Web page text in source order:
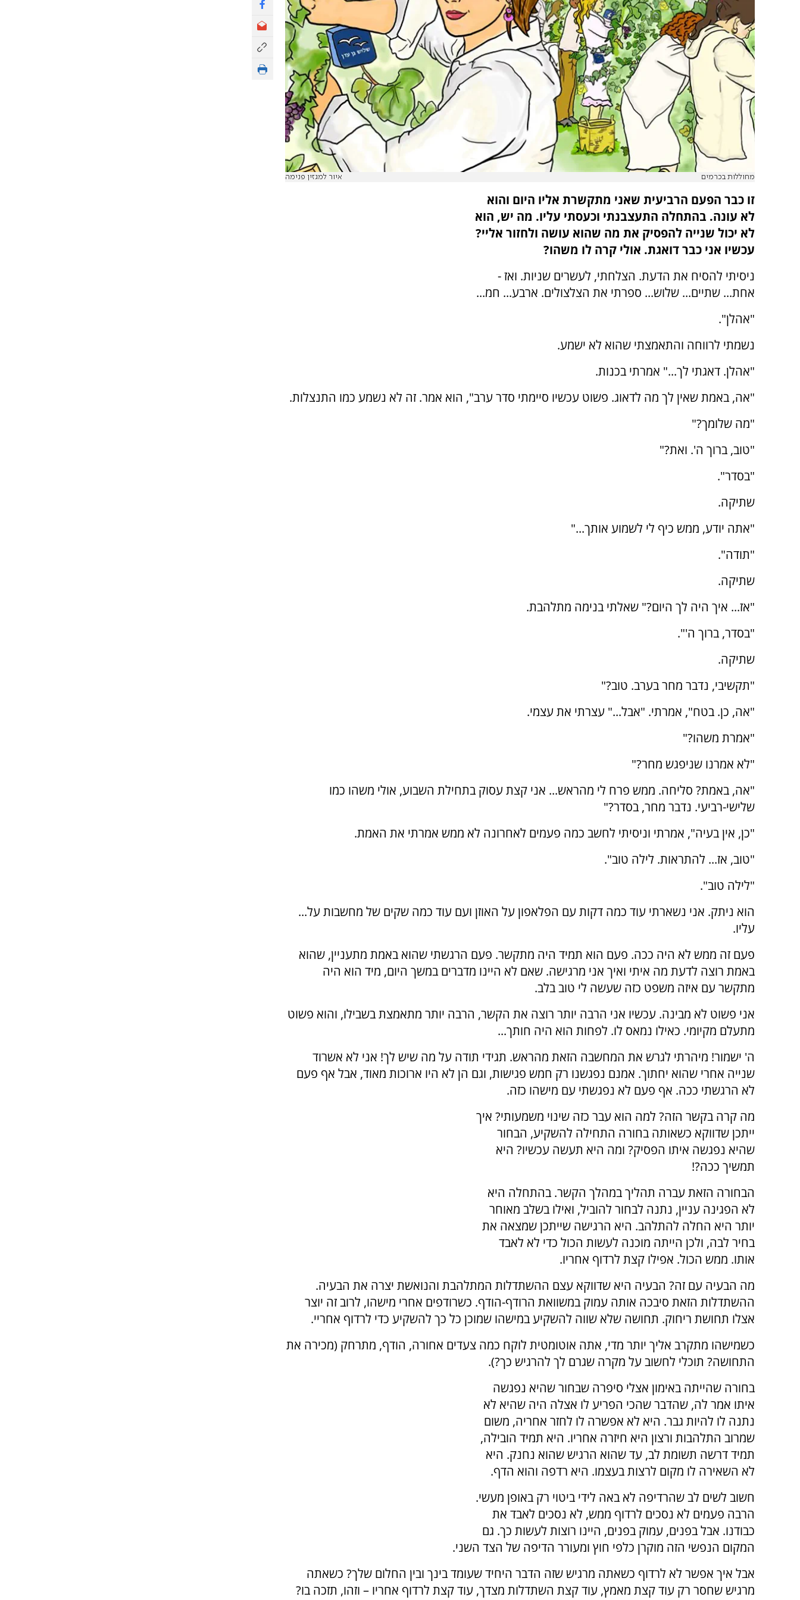
מחוללות בכרמים איור למגזין פנימה
זו כבר הפעם הרביעית שאני מתקשרת אליו היום והוא
לא עונה. בהתחלה התעצבנתי וכעסתי עליו. מה יש, הוא
לא יכול שנייה להפסיק את מה שהוא עושה ולחזור אליי?
עכשיו אני כבר דואגת. אולי קרה לו משהו?
ניסיתי להסיח את הדעת. הצלחתי, לעשרים שניות. ואז -
אחת... שתיים... שלוש... ספרתי את הצלצולים. ארבע... חמ...
"אהלן".
נשמתי לרווחה והתאמצתי שהוא לא ישמע.
"אהלן. דאגתי לך..." אמרתי בכנות.
"אה, באמת שאין לך מה לדאוג. פשוט עכשיו סיימתי סדר ערב", הוא אמר. זה לא נשמע כמו התנצלות.
"מה שלומך?"
"טוב, ברוך ה'. ואת?"
"בסדר".
שתיקה.
"אתה יודע, ממש כיף לי לשמוע אותך..."
"תודה".
שתיקה.
"אז... איך היה לך היום?" שאלתי בנימה מתלהבת.
"בסדר, ברוך ה'".
שתיקה.
"תקשיבי, נדבר מחר בערב. טוב?"
"אה, כן. בטח", אמרתי. "אבל..." עצרתי את עצמי.
"אמרת משהו?"
"לא אמרנו שניפגש מחר?"
"אה, באמת? סליחה. ממש פרח לי מהראש... אני קצת עסוק בתחילת השבוע, אולי משהו כמו
שלישי-רביעי. נדבר מחר, בסדר?"
"כן, אין בעיה", אמרתי וניסיתי לחשב כמה פעמים לאחרונה לא ממש אמרתי את האמת.
"טוב, אז... להתראות. לילה טוב".
"לילה טוב".
הוא ניתק. אני נשארתי עוד כמה דקות עם הפלאפון על האוזן ועם עוד כמה שקים של מחשבות על...
עליו.
פעם זה ממש לא היה ככה. פעם הוא תמיד היה מתקשר. פעם הרגשתי שהוא באמת מתעניין, שהוא
באמת רוצה לדעת מה איתי ואיך אני מרגישה. שאם לא היינו מדברים במשך היום, מיד הוא היה
מתקשר עם איזה משפט כזה שעשה לי טוב בלב.
אני פשוט לא מבינה. עכשיו אני הרבה יותר רוצה את הקשר, הרבה יותר מתאמצת בשבילו, והוא פשוט
מתעלם מקיומי. כאילו נמאס לו. לפחות הוא היה חותך...
ה' ישמור! מיהרתי לגרש את המחשבה הזאת מהראש. תגידי תודה על מה שיש לך! אני לא אשרוד
שנייה אחרי שהוא יחתוך. אמנם נפגשנו רק חמש פגישות, וגם הן לא היו ארוכות מאוד, אבל אף פעם
לא הרגשתי ככה. אף פעם לא נפגשתי עם מישהו כזה.
מה קרה בקשר הזה? למה הוא עבר כזה שינוי משמעותי? איך
ייתכן שדווקא כשאותה בחורה התחילה להשקיע, הבחור
שהיא נפגשה איתו הפסיק? ומה היא תעשה עכשיו? היא
תמשיך ככה?!
הבחורה הזאת עברה תהליך במהלך הקשר. בהתחלה היא
לא הפגינה עניין, נתנה לבחור להוביל, ואילו בשלב מאוחר
יותר היא החלה להתלהב. היא הרגישה שייתכן שמצאה את
בחיר לבה, ולכן הייתה מוכנה לעשות הכול כדי לא לאבד
אותו. ממש הכול. אפילו קצת לרדוף אחריו.
מה הבעיה עם זה? הבעיה היא שדווקא עצם ההשתדלות המתלהבת והנואשת יצרה את הבעיה.
ההשתדלות הזאת סיבכה אותה עמוק במשוואת הרודף-הודף. כשרודפים אחרי מישהו, לרוב זה יוצר
אצלו תחושת ריחוק. תחושה שלא שווה להשקיע במישהו שמוכן כל כך להשקיע כדי לרדוף אחריי.
כשמישהו מתקרב אליך יותר מדי, אתה אוטומטית לוקח כמה צעדים אחורה, הודף, מתרחק (מכירה את
התחושה? תוכלי לחשוב על מקרה שגרם לך להרגיש כך?).
בחורה שהייתה באימון אצלי סיפרה שבחור שהיא נפגשה
איתו אמר לה, שהדבר שהכי הפריע לו אצלה היה שהיא לא
נתנה לו להיות גבר. היא לא אפשרה לו לחזר אחריה, משום
שמרוב התלהבות ורצון היא חיזרה אחריו. היא תמיד הובילה,
תמיד דרשה תשומת לב, עד שהוא הרגיש שהוא נחנק. היא
לא השאירה לו מקום לרצות בעצמו. היא רדפה והוא הדף.
חשוב לשים לב שהרדיפה לא באה לידי ביטוי רק באופן מעשי.
הרבה פעמים לא נסכים לרדוף ממש, לא נסכים לאבד את
כבודנו. אבל בפנים, עמוק בפנים, היינו רוצות לעשות כך. גם
המקום הנפשי הזה מוקרן כלפי חוץ ומעורר הדיפה של הצד השני.
אבל איך אפשר לא לרדוף כשאתה מרגיש שזה הדבר היחיד שעומד בינך ובין החלום שלך? כשאתה
מרגיש שחסר רק עוד קצת מאמץ, עוד קצת השתדלות מצדך, עוד קצת לרדוף אחריו – וזהו, תזכה בו?